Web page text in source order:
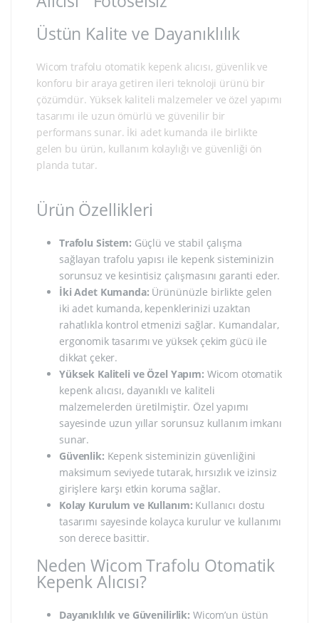
Üstün Kalite ve Dayanıklılık
Wicom trafolu otomatik kepenk alıcısı, güvenlik ve
konforu bir araya getiren ileri teknoloji ürünü bir
çözümdür. Yüksek kaliteli malzemeler ve özel yapımı
tasarımı ile uzun ömürlü ve güvenilir bir
performans sunar. İki adet kumanda ile birlikte
gelen bu ürün, kullanım kolaylığı ve güvenliği ön
planda tutar.
Ürün Özellikleri
Trafolu Sistem: Güçlü ve stabil çalışma
sağlayan trafolu yapısı ile kepenk sisteminizin
sorunsuz ve kesintisiz çalışmasını garanti eder.
İki Adet Kumanda: Ürününüzle birlikte gelen
iki adet kumanda, kepenklerinizi uzaktan
rahatlıkla kontrol etmenizi sağlar. Kumandalar,
ergonomik tasarımı ve yüksek çekim gücü ile
dikkat çeker.
Yüksek Kaliteli ve Özel Yapım: Wicom otomatik
kepenk alıcısı, dayanıklı ve kaliteli
malzemelerden üretilmiştir. Özel yapımı
sayesinde uzun yıllar sorunsuz kullanım imkanı
sunar.
Güvenlik: Kepenk sisteminizin güvenliğini
maksimum seviyede tutarak, hırsızlık ve izinsiz
girişlere karşı etkin koruma sağlar.
Kolay Kurulum ve Kullanım: Kullanıcı dostu
tasarımı sayesinde kolayca kurulur ve kullanımı
son derece basittir.
Neden Wicom Trafolu Otomatik
Kepenk Alıcısı?
Dayanıklılık ve Güvenilirlik: Wicom’un üstün